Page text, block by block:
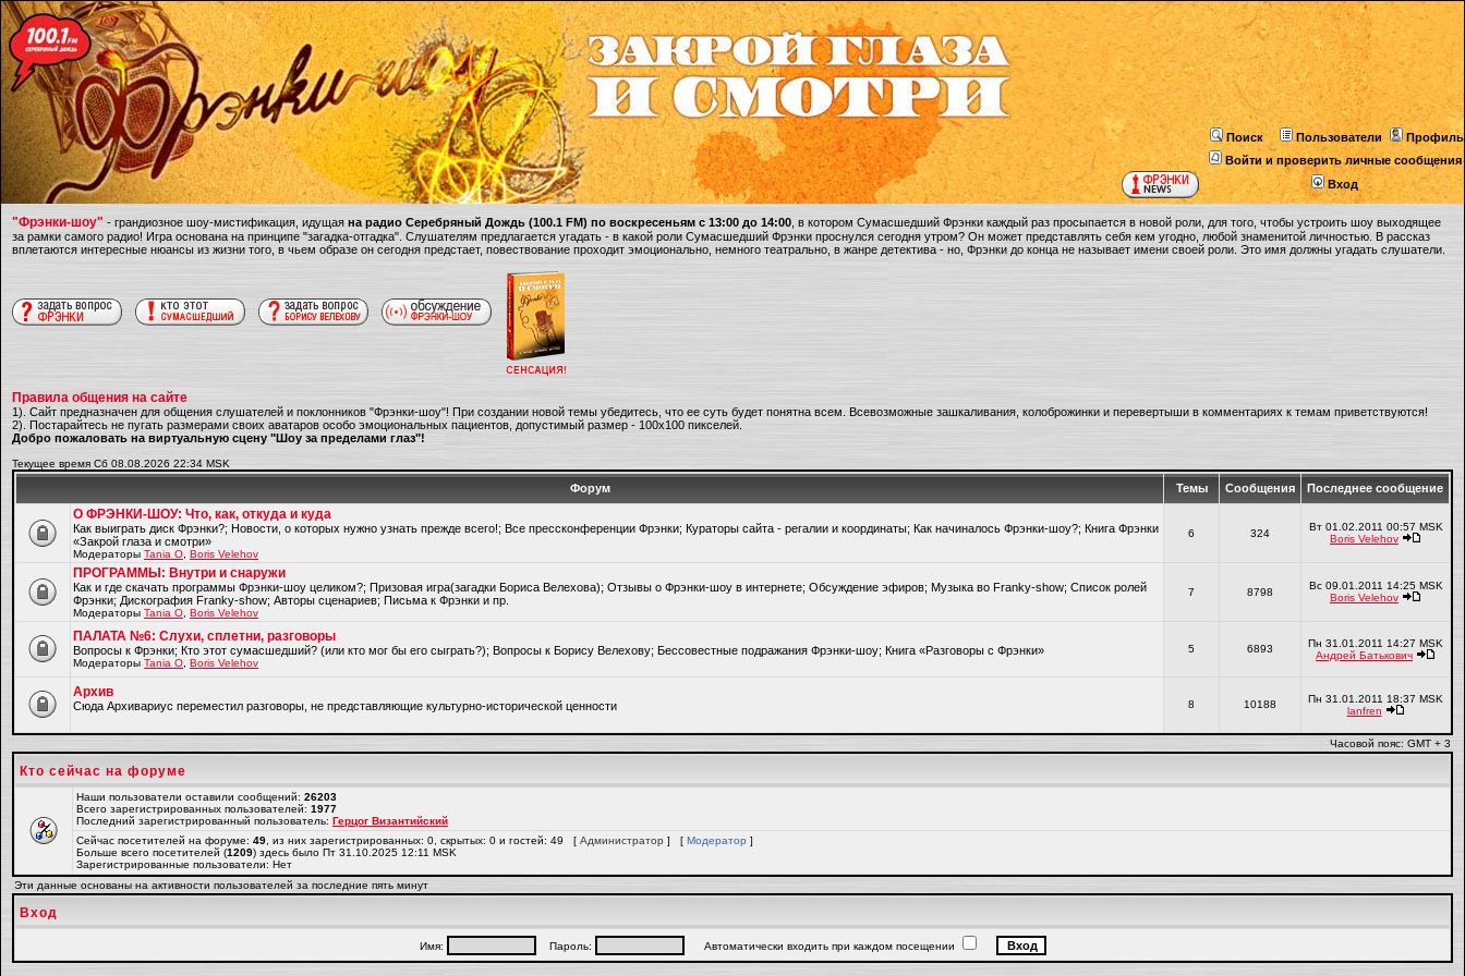
Поиск Пользователи
Профиль
Войти и проверить личные сообщения
Вход
"Фрэнки-шоу" - грандиозное шоу-мистификация, идущая на радио Серебряный Дождь (100.1 FM) по воскресеньям с 13:00 до 14:00 , в котором Сумасшедший Фрэнки каждый раз просыпается в новой роли, для того, чтобы устроить шоу выходящее
за рамки самого радио! Игра основана на принципе "загадка-отгадка". Слушателям предлагается угадать - в какой роли Сумасшедший Фрэнки проснулся сегодня утром? Он может представлять себя кем угодно, любой знаменитой личностью. В рассказ
вплетаются интересные нюансы из жизни того, в чьем образе он сегодня предстает, повествование проходит эмоционально, немного театрально, в жанре детектива - но, Фрэнки до конца не называет имени своей роли. Это имя должны угадать слушатели.
Правила общения на сайте
1). Сайт предназначен для общения слушателей и поклонников "Фрэнки-шоу"! При создании новой темы убедитесь, что ее суть будет понятна всем. Всевозможные зашкаливания, колоброжинки и перевертыши в комментариях к темам приветствуются!
2). Постарайтесь не пугать размерами своих аватаров особо эмоциональных пациентов, допустимый размер - 100х100 пикселей.
Добро пожаловать на виртуальную сцену "Шоу за пределами глаз"!
Текущее время Сб 08.08.2026 22:34 MSK
Форум Темы Сообщения Последнее сообщение
О ФРЭНКИ-ШОУ: Что, как, откуда и куда
Как выиграть диск Фрэнки?; Новости, о которых нужно узнать прежде всего!; Все прессконференции Фрэнки; Кураторы сайта - регалии и координаты; Как начиналось Фрэнки-шоу?; Книга Фрэнки
«Закрой глаза и смотри»
Модераторы Tania O Boris Velehov
6 324
Вт 01.02.2011 00:57 MSK
Boris Velehov
ПРОГРАММЫ: Внутри и снаружи
Как и где скачать программы Фрэнки-шоу целиком?; Призовая игра(загадки Бориса Велехова); Отзывы о Фрэнки-шоу в интернете; Обсуждение эфиров; Музыка во Franky-show; Список ролей
Фрэнки; Дискография Franky-show; Авторы сценариев; Письма к Фрэнки и пр.
Модераторы Tania O Boris Velehov
7 8798
Вс 09.01.2011 14:25 MSK
Boris Velehov
ПАЛАТА №6: Слухи, сплетни, разговоры
Вопросы к Фрэнки; Кто этот сумасшедший? (или кто мог бы его сыграть?); Вопросы к Борису Велехову; Бессовестные подражания Фрэнки-шоу; Книга «Разговоры с Фрэнки»
Модераторы Tania O Boris Velehov
5 6893
Пн 31.01.2011 14:27 MSK
Андрей Батькович
Архив
Cюда Архивариус переместил разговоры, не представляющие культурно-исторической ценности 8 10188
Пн 31.01.2011 18:37 MSK
lanfren
Часовой пояс: GMT + 3
Кто сейчас на форуме
Наши пользователи оставили сообщений: 26203
Всего зарегистрированных пользователей: 1977
Последний зарегистрированный пользователь: Герцог Византийский
Сейчас посетителей на форуме: 49 , из них зарегистрированных: 0, скрытых: 0 и гостей: 49 [ Администратор ] [ Модератор ]
Больше всего посетителей (1209) здесь было Пт 31.10.2025 12:11 MSK
Зарегистрированные пользователи: Нет
Эти данные основаны на активности пользователей за последние пять минут
Вход
Имя: Пароль: Автоматически входить при каждом посещении